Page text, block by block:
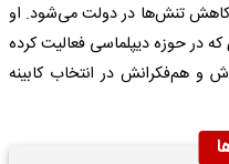
کاهش تنش‌ها در دولت می‌شود. او
در حوزه دیپلماسی فعالیت کرده
و هم‌فکرانش در انتخاب کابینه